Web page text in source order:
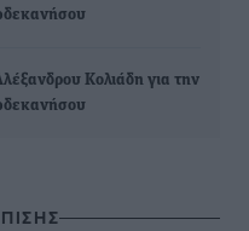
Κολιάδη για την